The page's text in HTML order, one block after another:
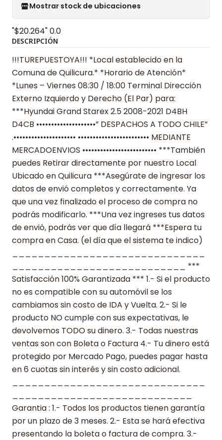
Mostrar stock de ubicaciones
"$20.264"0.0
DESCRIPCIÓN
!!!TUREPUESTOYA!!! *Local establecido en la
Comuna de Quilicura.* *Horario de Atención*
*Lunes – Viernes 08:30 / 18:00 Terminal Dirección
Externo Izquierdo y Derecho (El Par) para:
***Hyundai Grand Starex 2.5 2008-2021 D4BH
D4CB ••••••••••••••••••••” DESPACHOS A TODO CHILE”
.••••••••••••••••••••• •••••••••••••••••••••••• MEDIANTE
MERCADOENVIOS ••••••••••••••••••••••••• ***También
puedes Retirar directamente por nuestro Local
Ubicado en Quilicura ***Asegúrate de ingresar los
datos de envió completos y correctamente. Ya
que una vez finalizado el proceso de compra no
podrás modificarlo. ***Una vez ingreses tus datos
de envió, podrás ver que día llegará ***Espera tu
compra en Casa. (el día que el sistema te indico)
___________________________ ***
Satisfacción 100% Garantizada *** 1.- Si el producto
no es compatible con su automóvil se los
cambiamos sin costo de IDA y Vuelta. 2.- Si le
producto NO cumple con sus expectativas, le
devolvemos TODO su dinero. 3.- Todas nuestras
ventas son con Boleta o Factura 4.- Tu dinero está
protegido por Mercado Pago, puedes pagar hasta
en 6 cuotas sin interés y sin costo adicional.
Garantia : 1.- Todos los productos tienen garantía
por un plazo de 3 meses. 2.- Esta se hará efectiva
presentando la boleta o factura de compra. 3.-